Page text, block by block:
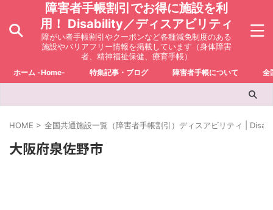
障害者手帳割引でお得に施設を利
用！ Disability／ディスアビリティ
障がい者手帳割引やクーポンなど各種減免制度のある
施設やバリアフリー情報を掲載しています（身体障害
者、精神福祉保健、療育手帳）
ホーム -Home- 特集記事・ブログ 障害者手帳について 全
HOME > 全国共通施設一覧（障害者手帳割引）ディスアビリティ |
大阪府泉佐野市